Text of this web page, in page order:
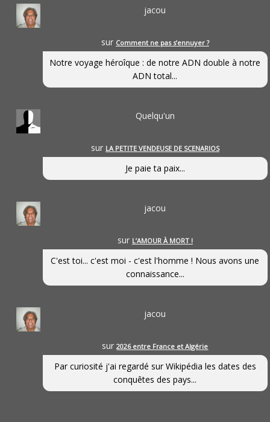
jacou
sur Comment ne pas s’ennuyer ?
Notre voyage héroîque : de notre ADN double à notre
ADN total...
Quelqu'un
sur LA PETITE VENDEUSE DE SCENARIOS
Je paie ta paix...
jacou
sur L’AMOUR À MORT !
C'est toi... c'est moi - c'est l'homme ! Nous avons une
connaissance...
jacou
sur2026 entre France et Algérie
Par curiosité j'ai regardé sur Wikipédia les dates des
conquêtes des pays...